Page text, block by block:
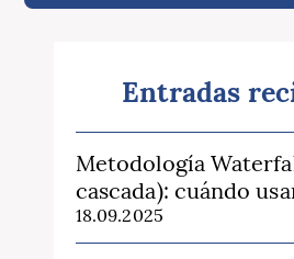
Entradas
Metodología
cascada): cuándo
18.09.2025